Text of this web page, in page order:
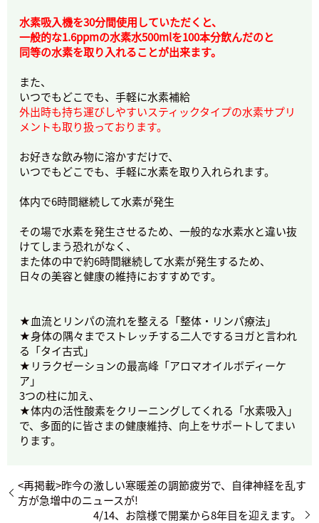
水素吸入機を30分間使用していただくと、
一般的な1.6ppmの水素水500mlを100本分飲んだのと
同等の水素を取り入れることが出来ます。
また、
いつでもどこでも、手軽に水素補給
外出時も持ち運びしやすいスティックタイプの水素サプリ
メントも取り扱っております。
お好きな飲み物に溶かすだけで、
いつでもどこでも、手軽に水素を取り入れられます。
体内で6時間継続して水素が発生
その場で水素を発生させるため、一般的な水素水と違い抜
けてしまう恐れがなく、
また体の中で約6時間継続して水素が発生するため、
日々の美容と健康の維持におすすめです。
★血流とリンパの流れを整える「整体・リンパ療法」
★身体の隅々までストレッチする二人でするヨガと言われ
る「タイ古式」
★リラクゼーションの最高峰「アロマオイルボディーケ
ア」
3つの柱に加え、
★体内の活性酸素をクリーニングしてくれる「水素吸入」
で、多面的に皆さまの健康維持、向上をサポートしてまい
ります。
<再掲載>昨今の激しい寒暖差の調節疲労で、自律神経を乱す
方が急増中のニュースが!
4/14、お陰様で開業から8年目を迎えます。